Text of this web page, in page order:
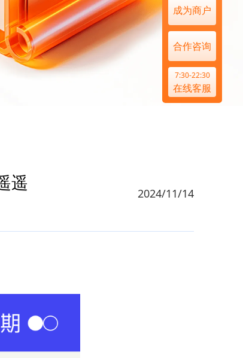
遥
2024/11/14
成为商户
合作咨询
7:30-22:30
在线客服